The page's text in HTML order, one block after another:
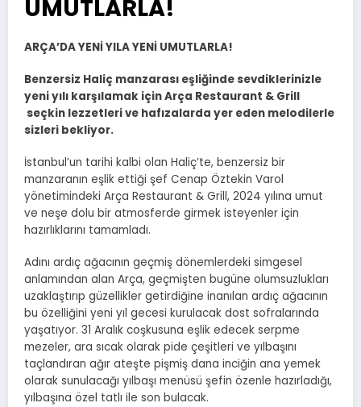
UMUTLARLA!
ARÇA’DA YENİ YILA YENİ UMUTLARLA!
Benzersiz Haliç manzarası eşliğinde sevdiklerinizle
yeni yılı karşılamak için Arça Restaurant & Grill
seçkin lezzetleri ve hafızalarda yer eden melodilerle
sizleri bekliyor.
İstanbul’un tarihi kalbi olan Haliç’te, benzersiz bir
manzaranın eşlik ettiği şef Cenap Öztekin Varol
yönetimindeki Arça Restaurant & Grill, 2024 yılına umut
ve neşe dolu bir atmosferde girmek isteyenler için
hazırlıklarını tamamladı.
Adını ardıç ağacının geçmiş dönemlerdeki simgesel
anlamından alan Arça, geçmişten bugüne olumsuzlukları
uzaklaştırıp güzellikler getirdiğine inanılan ardıç ağacının
bu özelliğini yeni yıl gecesi kurulacak dost sofralarında
yaşatıyor. 31 Aralık coşkusuna eşlik edecek serpme
mezeler, ara sıcak olarak pide çeşitleri ve yılbaşını
taçlandıran ağır ateşte pişmiş dana inciğin ana yemek
olarak sunulacağı yılbaşı menüsü şefin özenle hazırladığı,
yılbaşına özel tatlı ile son bulacak.